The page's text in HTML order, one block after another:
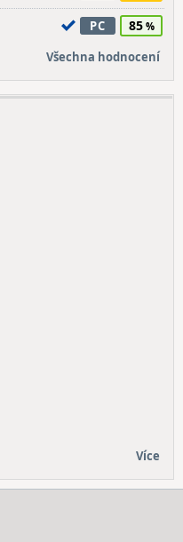
PC 85
Všechna hodnocení
Více